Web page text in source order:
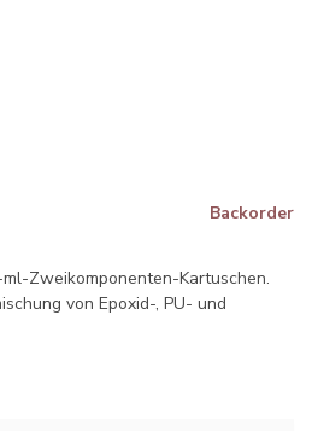
Backorder
Zweikomponenten-Kartuschen.
von Epoxid-, PU- und